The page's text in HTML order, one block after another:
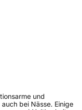
und
bei Nässe. Einige